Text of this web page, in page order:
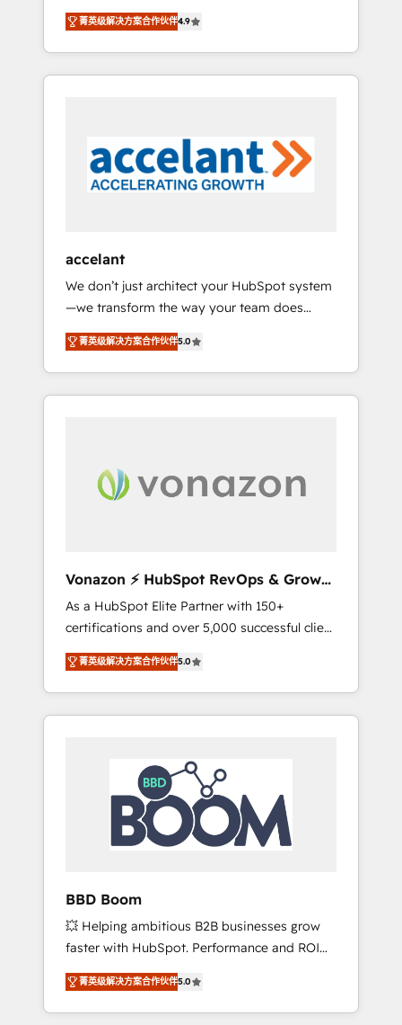
rare Advanced "Custom Integrations"
Accreditation, securely sync data across... 🔄
any apps, in any direction. Stuck on your old
CRM..? Migrate | seamlessly off your old CRM
our in-house "HubScrub" Tool.
market and enterprise businesses. We go
beyond implementation, shaping the
strategy, processes, and teams that turn
HubSpot into a genuine growth engine.
5 partners worldwide, and with over 15 years
in the ecosystem, Huble has built a track
record that speaks for itself. One company,
Singapore, and South Africa. Certified
compliant with ISO/IEC 27001:2022 and ISO
9001:2015 across all seven international
offices and 175+ employees.
菁英级解决方案合作伙伴4.9
accelant
We don’t just architect your HubSpot system
—we transform the way your team does
business. As an Elite HubSpot Solutions
Partner, we specialize in creating tailored,
end-to-end CRM solutions that accelerate
growth, improve operational efficiency, and
time to deeply understand your unique
needs, crafting custom strategies that deliver
responsiveness, and ongoing support, we
equip your team to adopt new systems with
confidence and achieve a unified, data-
driven approach to customer engagement.
菁英级解决方案合作伙伴5.0
Vonazon ⚡ HubSpot RevOps & Growth
Strategy Experts
As a HubSpot Elite Partner with 150+
certifications and over 5,000 successful client
engagements, Vonazon turns marketing
complexity into measurable, scalable growth.
From onboarding to enterprise-grade
campaigns, our in-house team builds scalable
HubSpot Integration & Optimization •
Seamless CRM, CMS, and automation setup •
Complex platform migrations and data
cleanups • Custom APIs and third-party
integrations 📈 End-to-End Revenue
tools and CRM optimization • Retention
strategies with customer journey mapping 🏅
Elite-Level HubSpot Execution • 750+
onboardings and 2,000+ implementations •
Deep expertise across marketing, sales, and
service hubs • Built-in flexibility for startups
菁英级解决方案合作伙伴5.0
BBD Boom
💥 Helping ambitious B2B businesses grow
faster with HubSpot. Performance and ROI
focused. 💥 BBD Boom is the HubSpot
partner that can help you to HubSpot Better.
We work with your teams to solve all your
菁英级解决方案合作伙伴5.0